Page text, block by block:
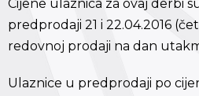
Cijene ulaznica za ovaj derbi
predprodaji 21 i 22.04.2016
redovnoj prodaji na dan
Ulaznice u predprodaji po